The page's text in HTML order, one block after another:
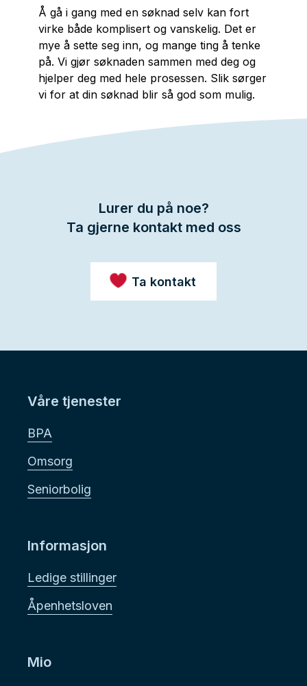
Å gå i gang med en søknad selv kan fort
virke både komplisert og vanskelig. Det er
mye å sette seg inn, og mange ting å tenke
på. Vi gjør søknaden sammen med deg og
hjelper deg med hele prosessen. Slik sørger
vi for at din søknad blir så god som mulig.
Lurer du på noe?
Ta gjerne kontakt med oss
Ta kontakt
Våre tjenester
BPA
Omsorg
Seniorbolig
Informasjon
Ledige stillinger
Åpenhetsloven
Mio